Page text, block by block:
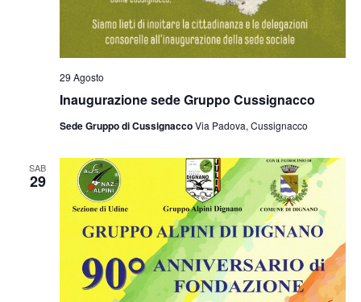
Inaugurazione sede Gruppo Cussignacco
29 Agosto
Sede Gruppo di CussignaccoVia Padova, Cussignacco
SAB
29